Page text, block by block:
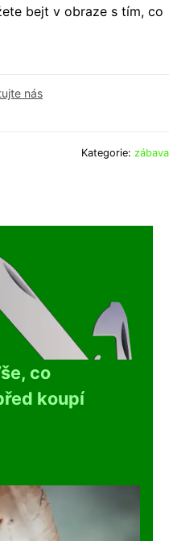
bejt v obraze s tím, co
nás
Kategorie: zábava
co
koupí